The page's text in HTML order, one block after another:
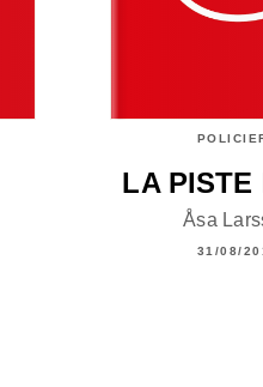
LA PISTE
Åsa
31/08/